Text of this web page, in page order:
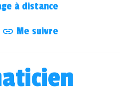
à distance
Me suivre